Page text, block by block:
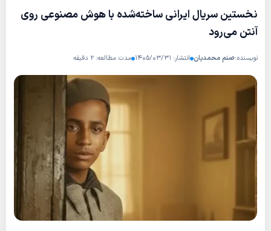
نخستین سریال ایرانی ساخته‌شده با هوش مصنوعی روی
آنتن می‌رود
نویسنده:صنم محمدیان انتشار: ۱۴۰۵/۰۳/۳۱ مدت مطالعه: ۲ دقیقه